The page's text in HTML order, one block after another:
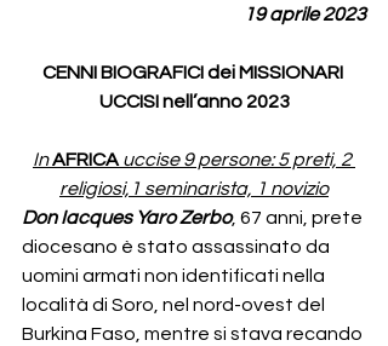
19 aprile 2023
CENNI BIOGRAFICI dei MISSIONARI
UCCISI nell’anno 2023
In AFRICA uccise 9 persone: 5 preti, 2
religiosi,1 seminarista, 1 novizio
Don Iacques Yaro Zerbo, 67 anni, prete
diocesano è stato assassinato da
uomini armati non identificati nella
località di Soro, nel nord-ovest del
Burkina Faso, mentre si stava recando